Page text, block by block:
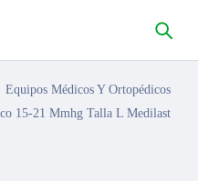
Equipos Médicos Y Ortopédicos
15-21 Mmhg Talla L Medilast